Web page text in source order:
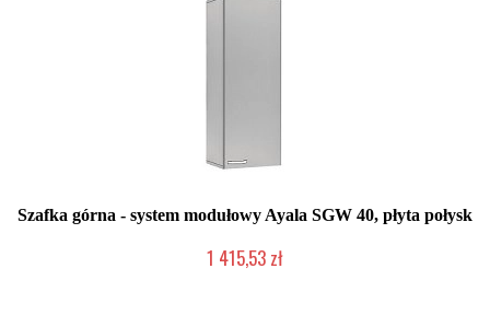
Szafka górna - system modułowy Ayala SGW 40, płyta połysk
1 415,53 zł